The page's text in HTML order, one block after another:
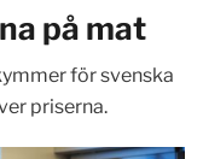
på mat
för svenska
priserna.